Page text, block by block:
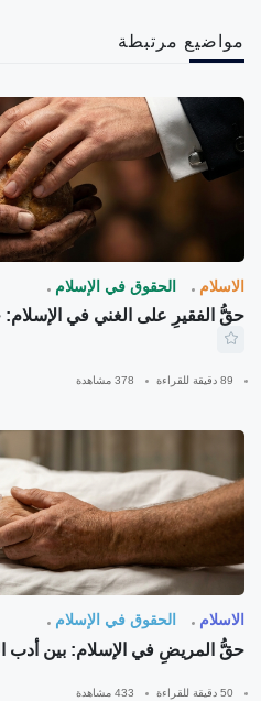
مواضيع مرتبطة
الاسلام الحقوق في الإسلام
حقُّ الفقيرِ على الغني في الإسلام:
89 دقيقة للقراءة 378 مشاهدة
الاسلام الحقوق في الإسلام
حقُّ المريضِ في الإسلام: بين أدب
50 دقيقة للقراءة 433 مشاهدة